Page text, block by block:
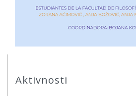
Aktivnosti